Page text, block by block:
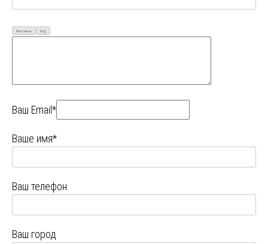
Визуально Код
Ваш Email*
Ваше имя*
Ваш телефон
Ваш город